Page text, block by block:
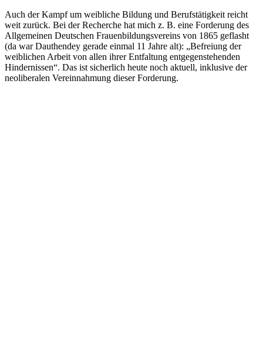
Auch der Kampf um weibliche Bildung und Berufstätigkeit reicht
weit zurück. Bei der Recherche hat mich z. B. eine Forderung des
Allgemeinen Deutschen Frauenbildungsvereins von 1865 geflasht
(da war Dauthendey gerade einmal 11 Jahre alt): „Befreiung der
weiblichen Arbeit von allen ihrer Entfaltung entgegenstehenden
Hindernissen“. Das ist sicherlich heute noch aktuell, inklusive der
neoliberalen Vereinnahmung dieser Forderung.